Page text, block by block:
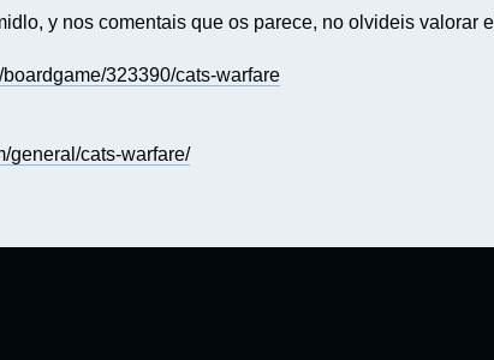
y nos comentais que os parece, no olvideis valorar
323390/cats-warfare
general/cats-warfare/